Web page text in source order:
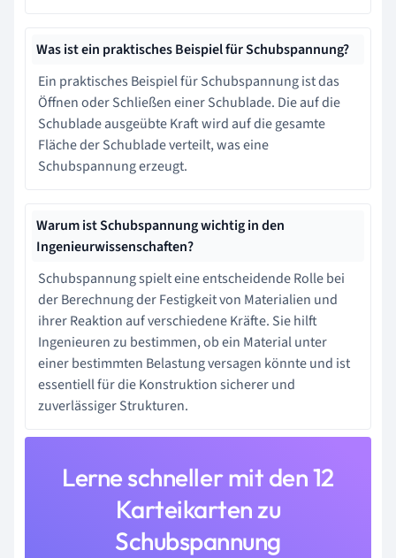
Was ist ein praktisches Beispiel für Schubspannung?
Ein praktisches Beispiel für Schubspannung ist das
Öffnen oder Schließen einer Schublade. Die auf die
Schublade ausgeübte Kraft wird auf die gesamte
Fläche der Schublade verteilt, was eine
Schubspannung erzeugt.
Warum ist Schubspannung wichtig in den
Ingenieurwissenschaften?
Schubspannung spielt eine entscheidende Rolle bei
der Berechnung der Festigkeit von Materialien und
ihrer Reaktion auf verschiedene Kräfte. Sie hilft
Ingenieuren zu bestimmen, ob ein Material unter
einer bestimmten Belastung versagen könnte und ist
essentiell für die Konstruktion sicherer und
zuverlässiger Strukturen.
Lerne schneller mit den 12
Karteikarten zu
Schubspannung